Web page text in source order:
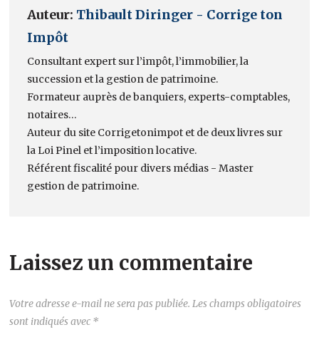
Auteur: Thibault Diringer - Corrige ton
Impôt
Consultant expert sur l’impôt, l’immobilier, la
succession et la gestion de patrimoine.
Formateur auprès de banquiers, experts-comptables,
notaires…
Auteur du site Corrigetonimpot et de deux livres sur
la Loi Pinel et l’imposition locative.
Référent fiscalité pour divers médias - Master
gestion de patrimoine.
Laissez un commentaire
Votre adresse e-mail ne sera pas publiée. Les champs obligatoires
sont indiqués avec *